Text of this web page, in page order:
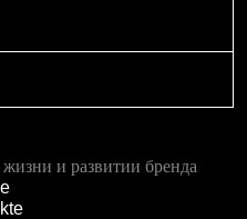
и развитии бренда